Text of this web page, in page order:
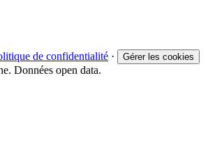
de confidentialité · Gérer les cookies
Données open data.